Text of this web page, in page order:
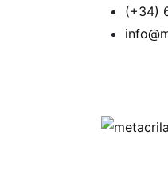
(+34)